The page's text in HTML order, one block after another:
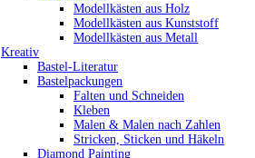
Modellkästen aus Holz
Modellkästen aus Kunststoff
Modellkästen aus Metall
Kreativ
Bastel-Literatur
Bastelpackungen
Falten und Schneiden
Kleben
Malen & Malen nach Zahlen
Stricken, Sticken und Häkeln
Diamond Painting